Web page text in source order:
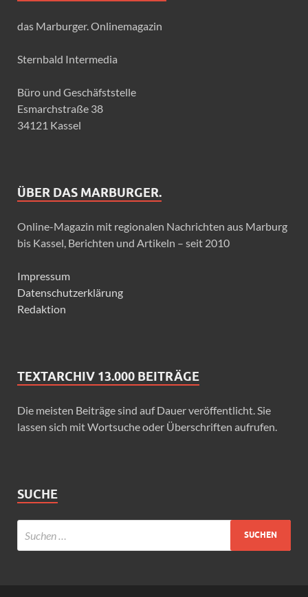
das Marburger. Onlinemagazin
Sternbald Intermedia
Büro und Geschäfststelle
Esmarchstraße 38
34121 Kassel
ÜBER DAS MARBURGER.
Online-Magazin mit regionalen Nachrichten aus Marburg
bis Kassel, Berichten und Artikeln – seit 2010
Impressum
Datenschutzerklärung
Redaktion
TEXTARCHIV 13.000 BEITRÄGE
Die meisten Beiträge sind auf Dauer veröffentlicht. Sie
lassen sich mit Wortsuche oder Überschriften aufrufen.
SUCHE